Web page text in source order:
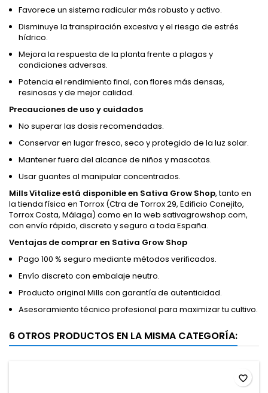
Favorece un sistema radicular más robusto y activo.
Disminuye la transpiración excesiva y el riesgo de estrés
hídrico.
Mejora la respuesta de la planta frente a plagas y
condiciones adversas.
Potencia el rendimiento final, con flores más densas,
resinosas y de mejor calidad.
Precauciones de uso y cuidados
No superar las dosis recomendadas.
Conservar en lugar fresco, seco y protegido de la luz solar.
Mantener fuera del alcance de niños y mascotas.
Usar guantes al manipular concentrados.
Mills Vitalize está disponible en Sativa Grow Shop, tanto en
la tienda física en Torrox (Ctra de Torrox 29, Edificio Conejito,
Torrox Costa, Málaga) como en la web sativagrowshop.com,
con envío rápido, discreto y seguro a toda España.
Ventajas de comprar en Sativa Grow Shop
Pago 100 % seguro mediante métodos verificados.
Envío discreto con embalaje neutro.
Producto original Mills con garantía de autenticidad.
Asesoramiento técnico profesional para maximizar tu cultivo.
6 OTROS PRODUCTOS EN LA MISMA CATEGORÍA:
favorite_border